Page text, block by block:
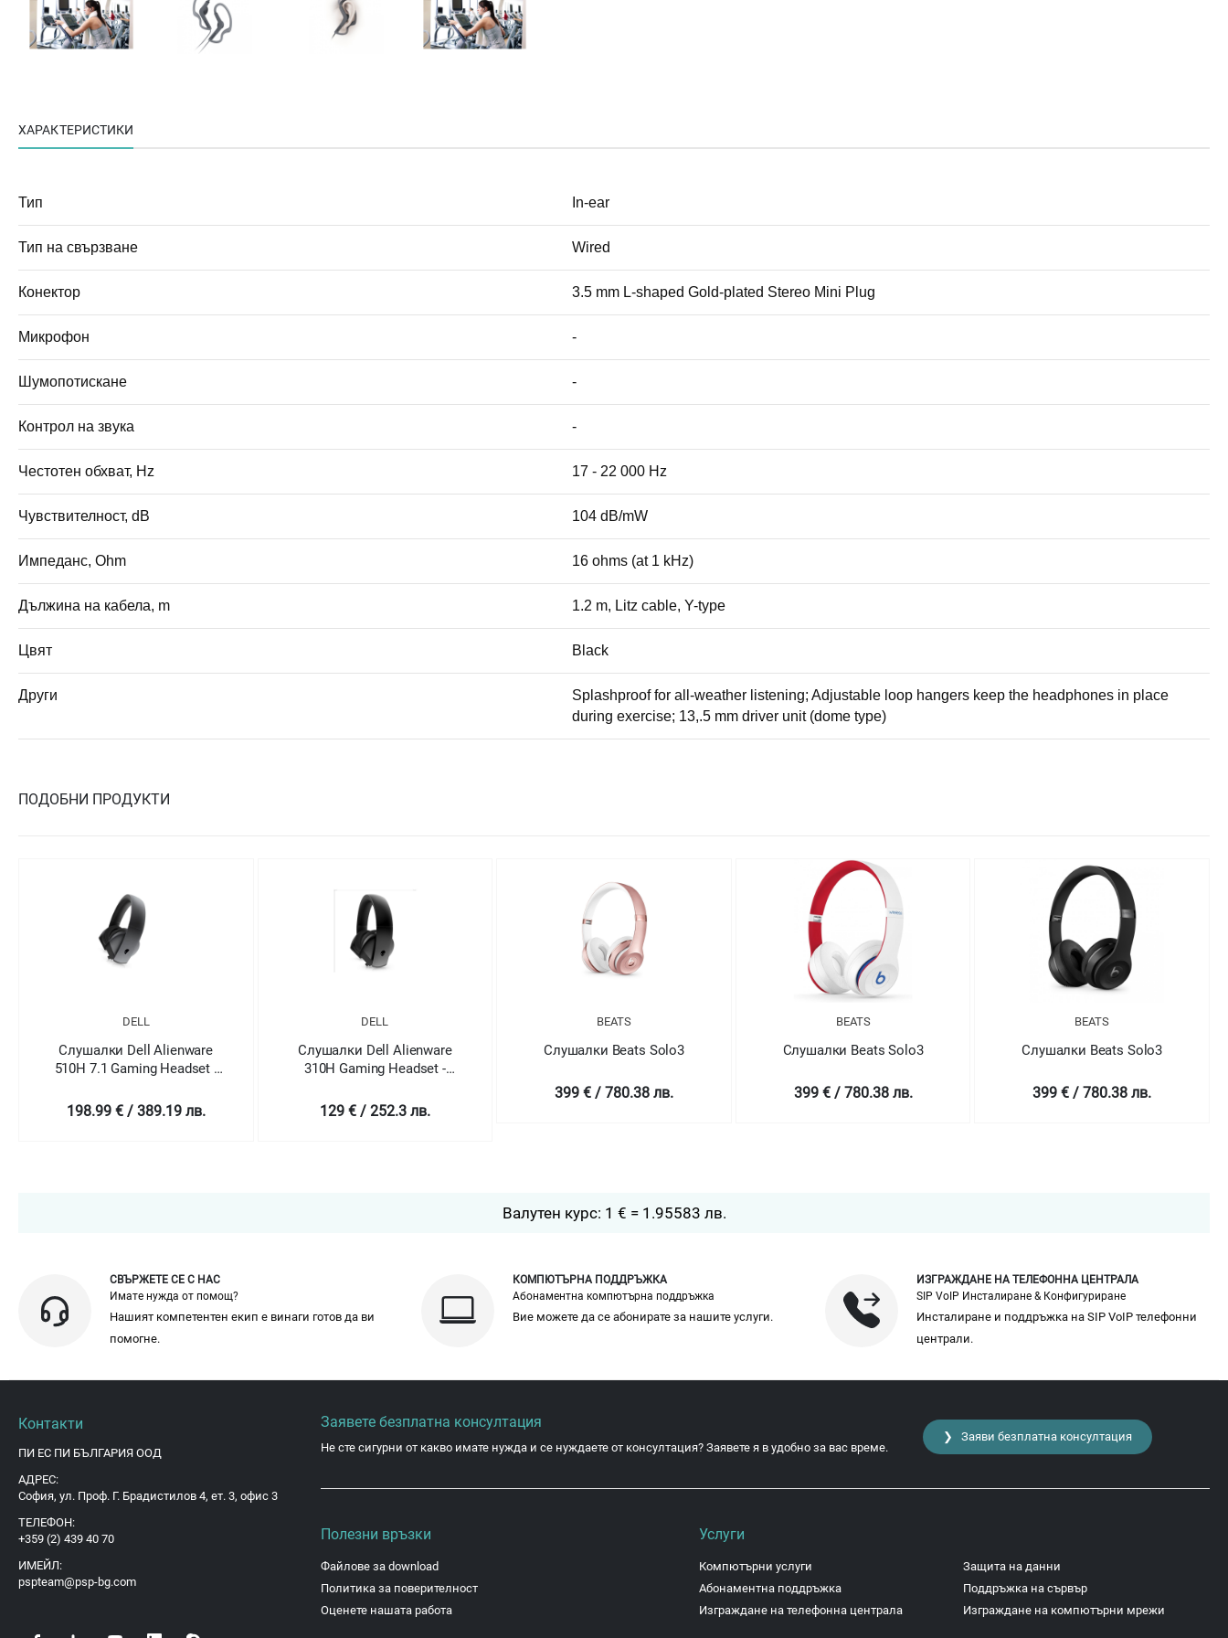
ХАРАКТЕРИСТИКИ
Тип In-ear
Тип на свързване Wired
Конектор 3.5 mm L-shaped Gold-plated Stereo Mini Plug
Микрофон -
Шумопотискане -
Контрол на звука -
Честотен обхват, Hz 17 - 22 000 Hz
Чувствителност, dB 104 dB/mW
Импеданс, Ohm 16 ohms (at 1 kHz)
Дължина на кабела, m 1.2 m, Litz cable, Y-type
Цвят Black
Други
Splashproof for all-weather listening; Adjustable loop hangers keep the headphones in place
during exercise; 13,.5 mm driver unit (dome type)
ПОДОБНИ ПРОДУКТИ
DELL
Слушалки Dell Alienware
510H 7.1 Gaming Headset -
Moon)
198.99 € / 389.19 лв.
DELL
Слушалки Dell Alienware
310H Gaming Headset -
129 € / 252.3 лв.
BEATS
Слушалки Beats Solo3
399 € / 780.38 лв.
BEATS
Слушалки Beats Solo3
399 € / 780.38 лв.
BEATS
Слушалки Beats Solo3
399 € / 780.38 лв.
Валутен курс: 1 € = 1.95583 лв.
СВЪРЖЕТЕ СЕ С НАС
Имате нужда от помощ?
Нашият компетентен екип е винаги готов да ви
помогне.
КОМПЮТЪРНА ПОДДРЪЖКА
Абонаментна компютърна поддръжка
Вие можете да се абонирате за нашите услуги.
ИЗГРАЖДАНЕ НА ТЕЛЕФОННА ЦЕНТРАЛА
SIP VoIP Инсталиране & Конфигуриране
Инсталиране и поддръжка на SIP VoIP телефонни
централи.
Контакти
ПИ ЕС ПИ БЪЛГАРИЯ ООД
АДРЕС:
София, ул. Проф. Г. Брадистилов 4, ет. 3, офис 3
ТЕЛЕФОН:
+359 (2) 439 40 70
ИМЕЙЛ:
pspteam@psp-bg.com
Заявете безплатна консултация
Не сте сигурни от какво имате нужда и се нуждаете от консултация? Заявете я в удобно за вас време.
❯ Заяви безплатна консултация
Полезни връзки
Файлове за download
Политика за поверителност
Оценете нашата работа
Услуги
Компютърни услуги
Абонаментна поддръжка
Изграждане на телефонна централа
Защита на данни
Поддръжка на сървър
Изграждане на компютърни мрежи